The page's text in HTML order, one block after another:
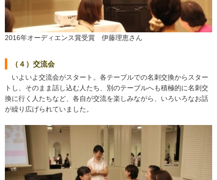
2016年オーディエンス賞受賞 伊藤理恵さん
（４）交流会
いよいよ交流会がスタート。各テーブルでの名刺交換からスター
トし、そのまま話し込む人たち、別のテーブルへも積極的に名刺交
換に行く人たちなど、各自が交流を楽しみながら、いろいろなお話
が繰り広げられていました。